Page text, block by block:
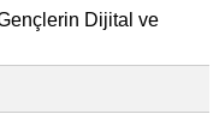
Dijital ve